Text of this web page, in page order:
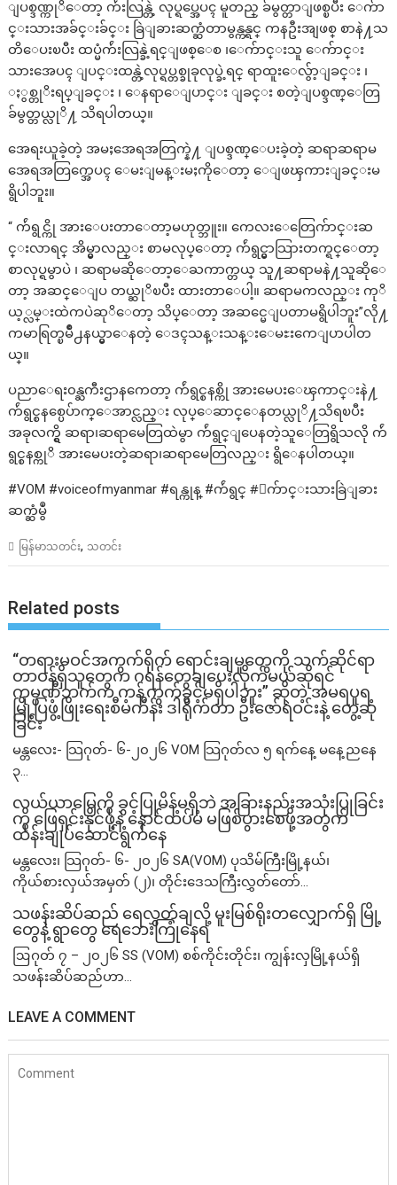
ျပစ္ဒဏ္ကုိေတာ့ က်ဴးလြန္တဲ့ လုပ္ရပ္အေပၚ မူတည္ ခ်မွတ္တာျဖစ္ၿပီး ေက်ာ
င္းသားအခ်င္းခ်င္း ခြဲျခားဆက္ဆံတာမွန္ကန္ရင္ ကနဦးအျဖစ္ စာနဲ႔သ
တိေပးၿပီး ထပ္မံက်ဴးလြန္ခဲ့ရင္ျဖစ္ေစ ၊ေက်ာင္းသူ ေက်ာင္း
သားအေပၚ ျပင္းထန္တဲ့လုပ္ရပ္တစ္ခုခုလုပ္ခဲ့ရင္ ရာထူးေလွ်ာ့ျခင္း ၊
ႏွစ္တုိးရပ္ျခင္း ၊ ေနရာေျပာင္း ျခင္း စတဲ့ျပစ္ဒဏ္ေတြ
ခ်မွတ္တယ္လုိ႔ သိရပါတယ္။
အေရးယူခဲ့တဲ့ အမႈအေရအတြက္နဲ႔ ျပစ္ဒဏ္ေပးခဲ့တဲ့ ဆရာဆရာမ
အေရအတြက္အေပၚ ေမးျမန္းမႈကိုေတာ့ ေျဖၾကားျခင္းမ
ရွိပါဘူး။
“ က်ဴရွင္ကို အားေပးတာေတာ့မဟုတ္ဘူး။ ကေလးေတြေက်ာင္းဆ
င္းလာရင္ အိမ္မွာလည္း စာမလုပ္ေတာ့ က်ဴရွင္မွာသြားတက္ရင္ေတာ့
စာလုပ္ရမွာပဲ ၊ ဆရာမဆိုေတာ့ေႀကာက္တယ္ သူ႔ဆရာမနဲ႔သူဆိုေ
တာ့ အဆင္ေျပ တယ္ဆုိၿပီး ထားတာေပါ့။ ဆရာမကလည္း ကုိ
ယ့္လမ္းထဲကပဲဆုိေတာ့ သိပ္ေတာ့ အဆင္မေျပတာမရွိပါဘူး”လို႔
ကမာရြတ္ၿမိဳ႕နယ္မွာေနတဲ့ ေဒၚသန္းသန္းေမႊးကေျပာပါတ
ယ္။
ပညာေရး၀န္ႀကီးဌာနကေတာ့ က်ဴရွင္စနစ္ကို အားမေပးေၾကာင္းနဲ႔
က်ဴရွင္စနစ္ပေပ်ာက္ေအာင္လည္း လုပ္ေဆာင္ေနတယ္လုိ႔သိရၿပီး
အခုလက္ရွိ ဆရာ၊ဆရာမေတြထဲမွာ က်ဴရွင္ျပေနတဲ့သူေတြရွိသလို က်ဴ
ရွင္စနစ္ကုိ အားမေပးတဲ့ဆရာ၊ဆရာမေတြလည္း ရွိေနပါတယ္။
#VOM #voiceofmyanmar #ရန္ကုန္ #က်ဴရွင္ #ေက်ာင္းသားခြဲျခား
ဆက္ဆံမွဳ
မြန်မာသတင်း, သတင်း
Related posts
“တရားမဝင်အကွက်ရိုက် ရောင်းချမှုတွေကို သက်ဆိုင်ရာ
တာဝန်ရှိသူတွေက ဂရန်တွေချပေးလိုက်မယ်ဆိုရင်
ကုမ္ပဏီဘက်က ကန့်ကွက်ခွင့်မရှိပါဘူး” ဆိုတဲ့ အမရပူရ
မြို့ပြဖွံ့ဖြိုးရေးစီမံကိန်း ဒါရိုက်တာ ဦးဇော်ရဲဝင်းနဲ့ တွေ့ဆုံ
ခြင်း
မန္တလေး- သြဂုတ်- ၆-၂၀၂၆ VOM သြဂုတ်လ ၅ ရက်နေ့ မနေ့ညနေ
၃...
လယ်ယာမြေကို ခွင့်ပြုမိန့်မရှိဘဲ အခြားနည်းအသုံးပြုခြင်း
ကို ဖြေရှင်းနိုင်ဖို့နဲ့ နောင်ထပ်မံ မဖြစ်ပွားစေဖို့အတွက်
ထိန်းချုပ်ဆောင်ရွက်နေ
မန္တလေး၊ သြဂုတ်- ၆- ၂၀၂၆ SA(VOM) ပုသိမ်ကြီးမြို့နယ်၊
ကိုယ်စားလှယ်အမှတ် (၂)၊ တိုင်းဒေသကြီးလွှတ်တော်...
သဖန်းဆိပ်ဆည် ရေလွှတ်ချလို့ မူးမြစ်ရိုးတလျှောက်ရှိ မြို့
တွေနဲ့ ရွာတွေ ရေဘေးကြုံနေရ
ဩဂုတ် ၇ – ၂၀၂၆ SS (VOM) စစ်ကိုင်းတိုင်း၊ ကျွန်းလှမြို့နယ်ရှိ
သဖန်းဆိပ်ဆည်ဟာ...
LEAVE A COMMENT